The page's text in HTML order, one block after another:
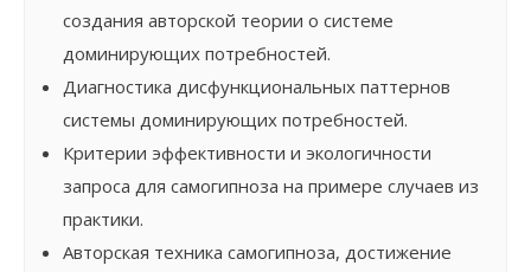
создания авторской теории о системе
доминирующих потребностей.
Диагностика дисфункциональных паттернов
системы доминирующих потребностей.
Критерии эффективности и экологичности
запроса для самогипноза на примере случаев из
практики.
Авторская техника самогипноза, достижение